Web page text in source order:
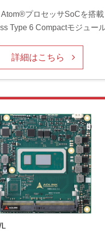
Atom®プロセッサSoCを搭載
Type 6 Compactモジュー
詳細はこちら